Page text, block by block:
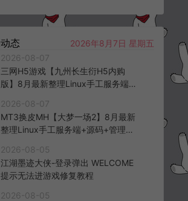
态
2026年8月7日 星期五
2026-08-07
三网H5游戏【九州长生衍H5内购
版】8月最新整理Linux手工服务端
客户端+详细搭建教程+视频教程
2026-08-07
MT3换皮MH【大梦一场2】8月最新
整理Linux手工服务端+源码+管理后
频教程
2026-08-05
江湖墨迹大侠-登录弹出 WELCOME
提示无法进游戏修复教程
2026-08-05